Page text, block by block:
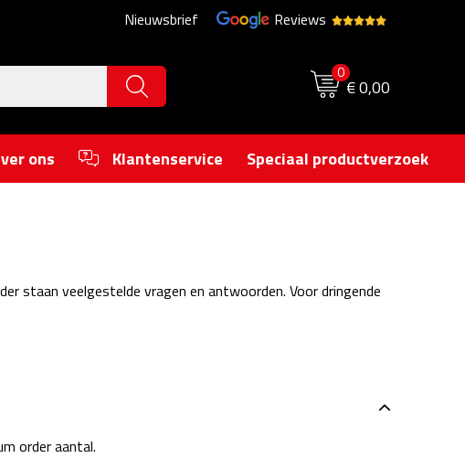
Nieuwsbrief Reviews
0
€ 0,00
ons Klantenservice Speciaal productverzoek
staan veelgestelde vragen en antwoorden. Voor dringende
order aantal.